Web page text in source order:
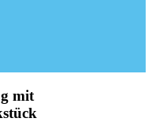
mit